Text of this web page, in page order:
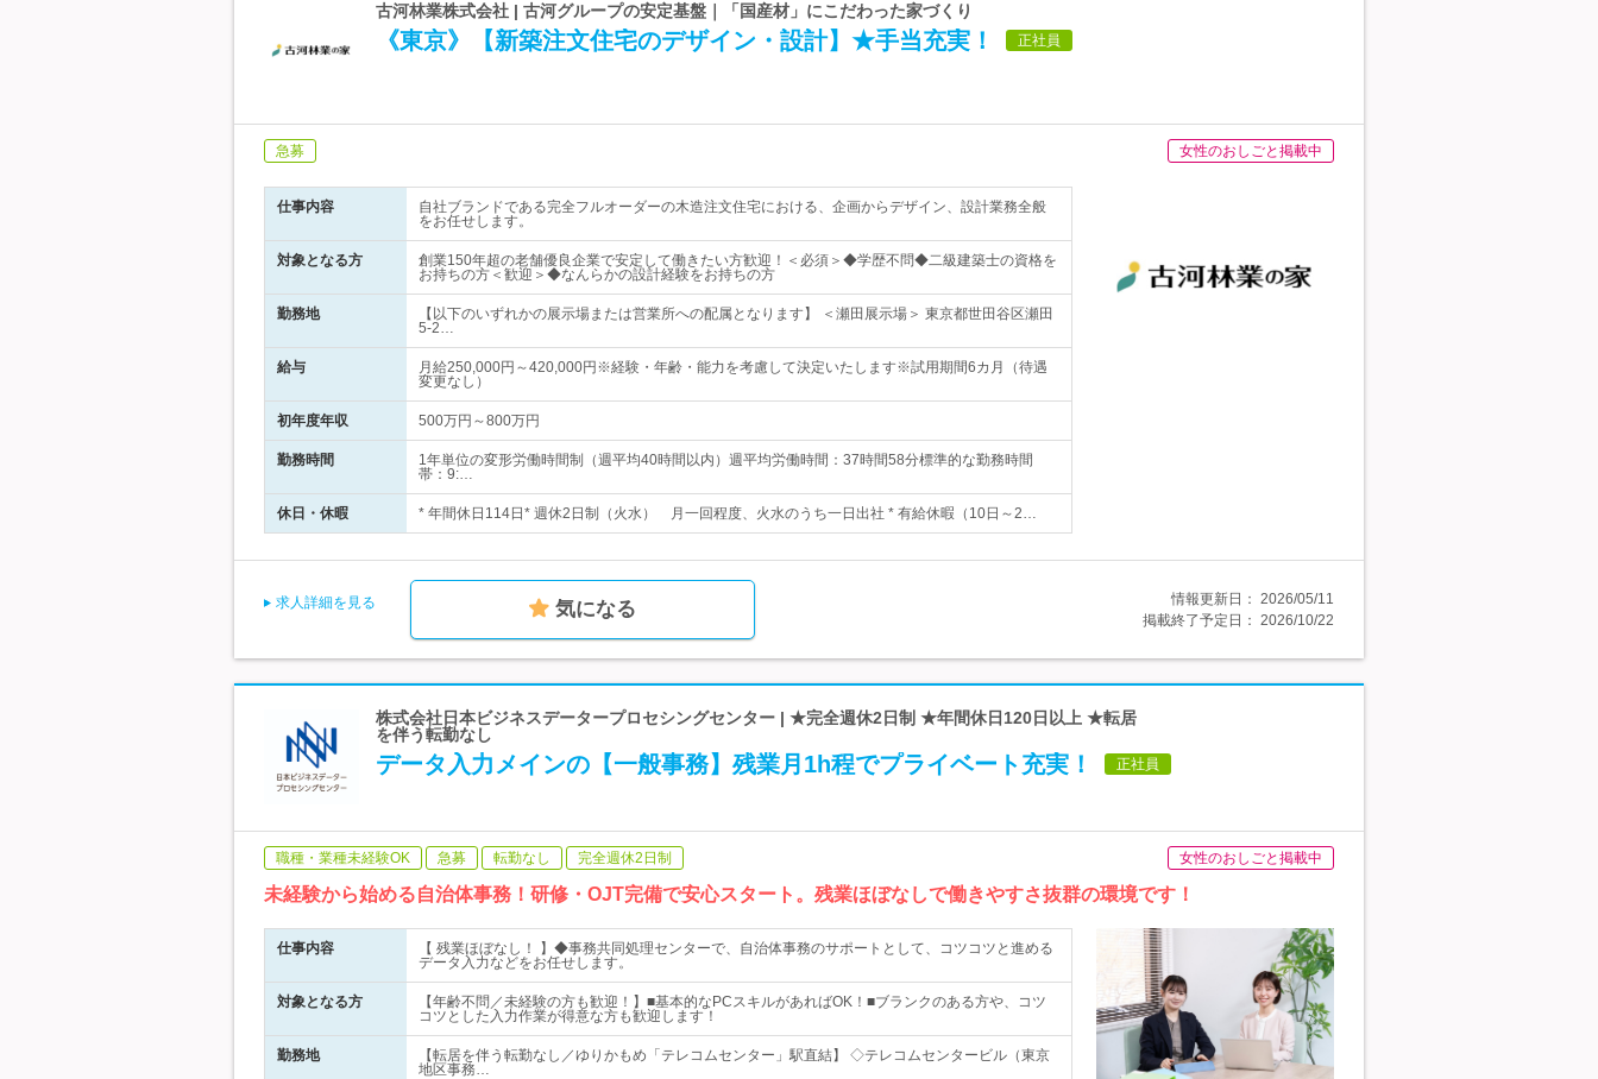
古河林業株式会社 | 古河グループの安定基盤｜「国産材」にこだわった家づくり
《東京》【新築注文住宅のデザイン・設計】★手当充実！ 正社員
急募 女性のおしごと掲載中
仕事内容
自社ブランドである完全フルオーダーの木造注文住宅における、企画からデザイン、設計業務全般
をお任せします。
対象となる方
創業150年超の老舗優良企業で安定して働きたい方歓迎！＜必須＞◆学歴不問◆二級建築士の資格を
お持ちの方＜歓迎＞◆なんらかの設計経験をお持ちの方
勤務地
【以下のいずれかの展示場または営業所への配属となります】 ＜瀬田展示場＞ 東京都世田谷区瀬田
5-2…
給与
月給250,000円～420,000円※経験・年齢・能力を考慮して決定いたします※試用期間6カ月（待遇
変更なし）
初年度年収 500万円～800万円
勤務時間
1年単位の変形労働時間制（週平均40時間以内）週平均労働時間：37時間58分標準的な勤務時間
帯：9:…
休日・休暇 * 年間休日114日* 週休2日制（火水） 月一回程度、火水のうち一日出社 * 有給休暇（10日～2…
求人詳細を見る 気になる 情報更新日： 2026/05/11
掲載終了予定日： 2026/10/22
株式会社日本ビジネスデータープロセシングセンター | ★完全週休2日制 ★年間休日120日以上 ★転居
を伴う転勤なし
データ入力メインの【一般事務】残業月1h程でプライベート充実！ 正社員
職種・業種未経験OK 急募 転勤なし 完全週休2日制 女性のおしごと掲載中
未経験から始める自治体事務！研修・OJT完備で安心スタート。残業ほぼなしで働きやすさ抜群の環境です！
仕事内容
【 残業ほぼなし！ 】◆事務共同処理センターで、自治体事務のサポートとして、コツコツと進める
データ入力などをお任せします。
対象となる方
【年齢不問／未経験の方も歓迎！】■基本的なPCスキルがあればOK！■ブランクのある方や、コツ
コツとした入力作業が得意な方も歓迎します！
勤務地
【転居を伴う転勤なし／ゆりかもめ「テレコムセンター」駅直結】 ◇テレコムセンタービル（東京
地区事務…